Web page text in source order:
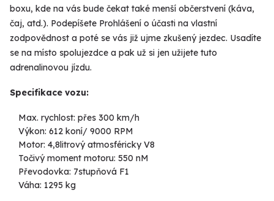
boxu, kde na vás bude čekat také menší občerstvení (káva,
čaj, atd.). Podepíšete Prohlášení o účasti na vlastní
zodpovědnost a poté se vás již ujme zkušený jezdec. Usadíte
se na místo spolujezdce a pak už si jen užijete tuto
adrenalinovou jízdu.
Specifikace vozu:
Max. rychlost: přes 300 km/h
Výkon: 612 koní/ 9000 RPM
Motor: 4,8litrový atmosféricky V8
Točivý moment motoru: 550 nM
Převodovka: 7stupňová F1
Váha: 1295 kg